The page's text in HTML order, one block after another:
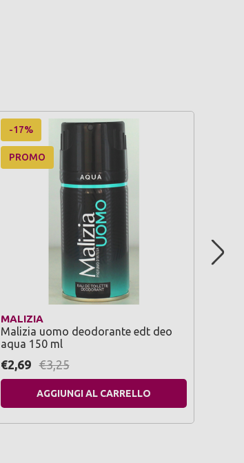
-17%
PROMO
MALIZIA
Malizia uomo deodorante edt deo
aqua 150 ml
€2,69 €3,25
AGGIUNGI AL CARRELLO